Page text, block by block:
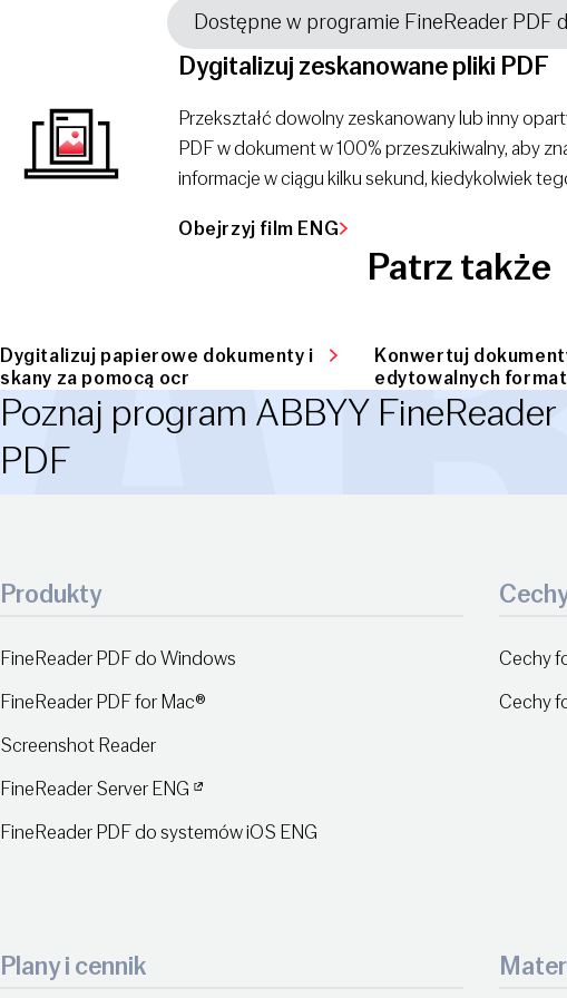
Dostępne w programie FineReader PDF
Dygitalizuj zeskanowane pliki PDF
Przekształć dowolny zeskanowany lub inny
PDF w dokument w 100% przeszukiwalny, aby
informacje w ciągu kilku sekund, kiedykolwiek
Obejrzyj film ENG
Patrz także
Dygitalizuj papierowe dokumenty i
skany za pomocą ocr
Konwertuj
edytowalnych
Poznaj program ABBYY FineReader
PDF
Produkty
FineReader PDF do Windows
FineReader PDF for Mac®
Screenshot Reader
FineReader Server ENG
FineReader PDF do systemów iOS ENG
Cechy
Cechy
Plany i cennik